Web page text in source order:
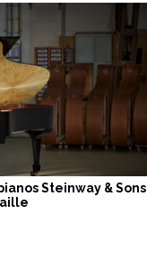
Steinway & Sons